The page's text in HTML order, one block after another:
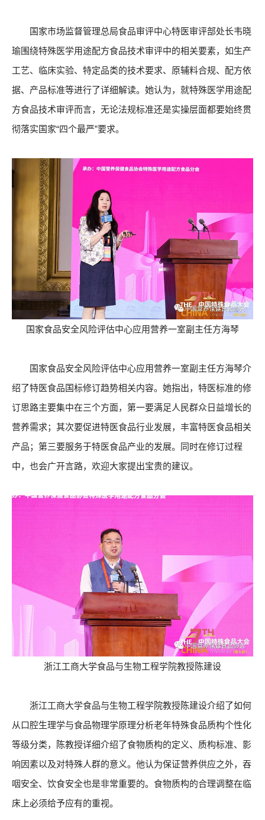
国家市场监督管理总局食品审评中心特医审评部处长韦晓
瑜围绕特殊医学用途配方食品技术审评中的相关要素，如生产
工艺、临床实验、特定品类的技术要求、原辅料合规、配方依
据、产品标准等进行了详细解读。她认为，就特殊医学用途配
方食品技术审评而言，无论法规标准还是实操层面都要始终贯
彻落实国家“四个最严”要求。
国家食品安全风险评估中心应用营养一室副主任方海琴
国家食品安全风险评估中心应用营养一室副主任方海琴介
绍了特医食品国标修订趋势相关内容。她指出，特医标准的修
订思路主要集中在三个方面，第一要满足人民群众日益增长的
营养需求；其次要促进特医食品行业发展，丰富特医食品相关
产品；第三要服务于特医食品产业的发展。同时在修订过程
中，也会广开言路，欢迎大家提出宝贵的建议。
浙江工商大学食品与生物工程学院教授陈建设
浙江工商大学食品与生物工程学院教授陈建设介绍了如何
从口腔生理学与食品物理学原理分析老年特殊食品质构个性化
等级分类，陈教授详细介绍了食物质构的定义、质构标准、影
响因素以及对特殊人群的意义。他认为保证营养供应之外，吞
咽安全、饮食安全也是非常重要的。食物质构的合理调整在临
床上必须给予应有的重视。